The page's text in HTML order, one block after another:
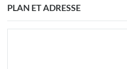
PLAN ET ADRESSE